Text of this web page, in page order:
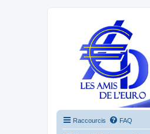
Raccourcis FAQ